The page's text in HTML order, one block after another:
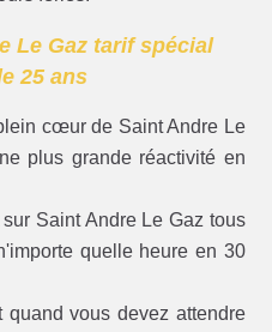
Le Gaz tarif spécial
25 ans
cœur de Saint Andre Le
plus grande réactivité en
Saint Andre Le Gaz tous
quelle heure en 30
quand vous devez attendre